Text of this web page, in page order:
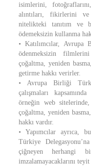
isimlerini,
alıntıları, fikirlerini
nitelikteki tanıtım ve
ödemeksizin kullanma
• Katılımcılar, Avrupa
ödenmeksizin
çoğaltma, yeniden
getirme hakkı verirler.
• Avrupa Birliği
çalışmaları
örneğin web
çoğaltma, yeniden
hakkı vardır.
• Yapımcılar ayrıca,
Türkiye
çiğneyen herhangi
imzalamayacaklarını